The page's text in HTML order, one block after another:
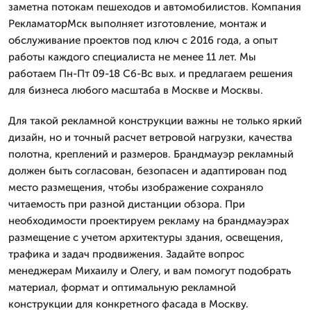
заметна потокам пешеходов и автомобилистов. Компания
РекламаторМск выполняет изготовление, монтаж и
обслуживание проектов под ключ с 2016 года, а опыт
работы каждого специалиста не менее 11 лет. Мы
работаем Пн-Пт 09-18 Сб-Вс вых. и предлагаем решения
для бизнеса любого масштаба в Москве и Москвы.
Для такой рекламной конструкции важны не только яркий
дизайн, но и точный расчет ветровой нагрузки, качества
полотна, креплений и размеров. Брандмауэр рекламный
должен быть согласован, безопасен и адаптирован под
место размещения, чтобы изображение сохраняло
читаемость при разной дистанции обзора. При
необходимости проектируем рекламу на брандмауэрах
размещение с учетом архитектуры здания, освещения,
трафика и задач продвижения. Задайте вопрос
менеджерам Михаилу и Олегу, и вам помогут подобрать
материал, формат и оптимальную рекламной
конструкции для конкретного фасада в Москву.